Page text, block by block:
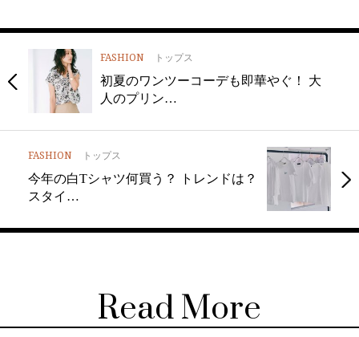
FASHION トップス
初夏のワンツーコーデも即華やぐ！ 大
人のプリン…
FASHION トップス
今年の白Tシャツ何買う？ トレンドは？
スタイ…
Read More